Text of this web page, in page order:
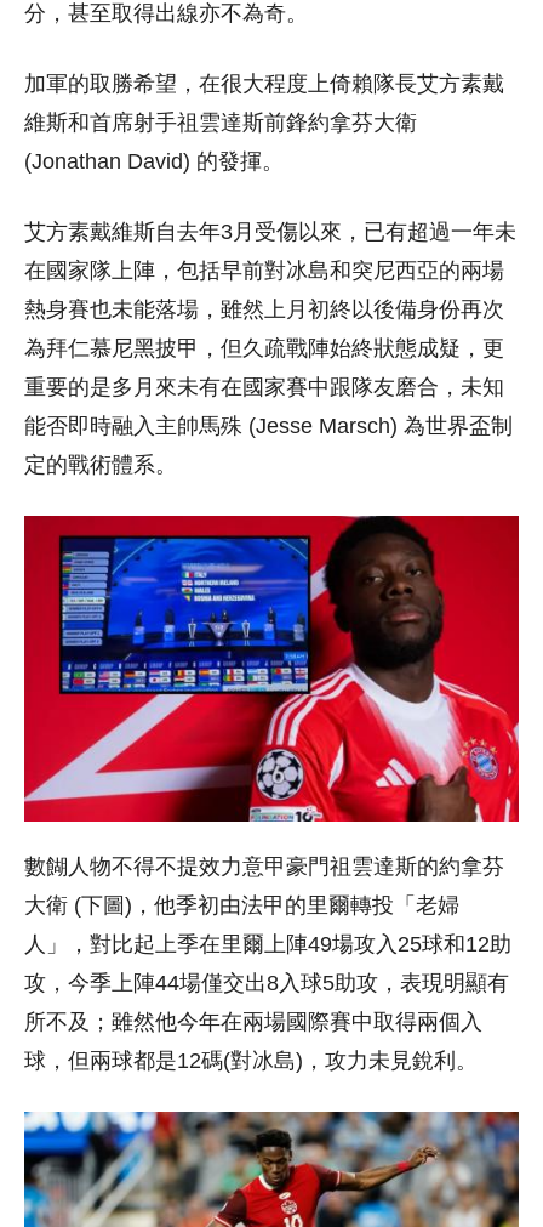
分，甚至取得出線亦不為奇。
加軍的取勝希望，在很大程度上倚賴隊長艾方素戴
維斯和首席射手祖雲達斯前鋒約拿芬大衛
(Jonathan David) 的發揮。
艾方素戴維斯自去年3月受傷以來，已有超過一年未
在國家隊上陣，包括早前對冰島和突尼西亞的兩場
熱身賽也未能落場，雖然上月初終以後備身份再次
為拜仁慕尼黑披甲，但久疏戰陣始終狀態成疑，更
重要的是多月來未有在國家賽中跟隊友磨合，未知
能否即時融入主帥馬殊 (Jesse Marsch) 為世界盃制
定的戰術體系。
數餬人物不得不提效力意甲豪門祖雲達斯的約拿芬
大衛 (下圖)，他季初由法甲的里爾轉投「老婦
人」，對比起上季在里爾上陣49場攻入25球和12助
攻，今季上陣44場僅交出8入球5助攻，表現明顯有
所不及；雖然他今年在兩場國際賽中取得兩個入
球，但兩球都是12碼(對冰島)，攻力未見銳利。